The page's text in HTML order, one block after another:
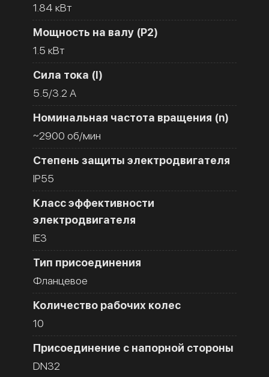
1.84 кВт
Мощность на валу (Р2)
1.5 кВт
Сила тока (I)
5.5/3.2 A
Номинальная частота вращения (n)
~2900 об/мин
Степень защиты электродвигателя
IP55
Класс эффективности
электродвигателя
IE3
Тип присоединения
Фланцевое
Количество рабочих колес
10
Присоединение с напорной стороны
DN32